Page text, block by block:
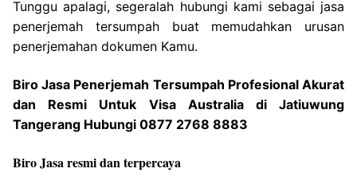
Tunggu apalagi, segeralah hubungi kami sebagai jasa
penerjemah tersumpah buat memudahkan urusan
penerjemahan dokumen Kamu.
Biro Jasa Penerjemah Tersumpah Profesional Akurat
dan Resmi Untuk Visa Australia di Jatiuwung
Tangerang Hubungi 0877 2768 8883
Biro Jasa resmi dan terpercaya